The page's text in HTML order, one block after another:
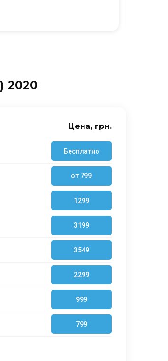
2020
Цена, грн.
Бесплатно
от 799
1299
3199
3549
2299
999
799